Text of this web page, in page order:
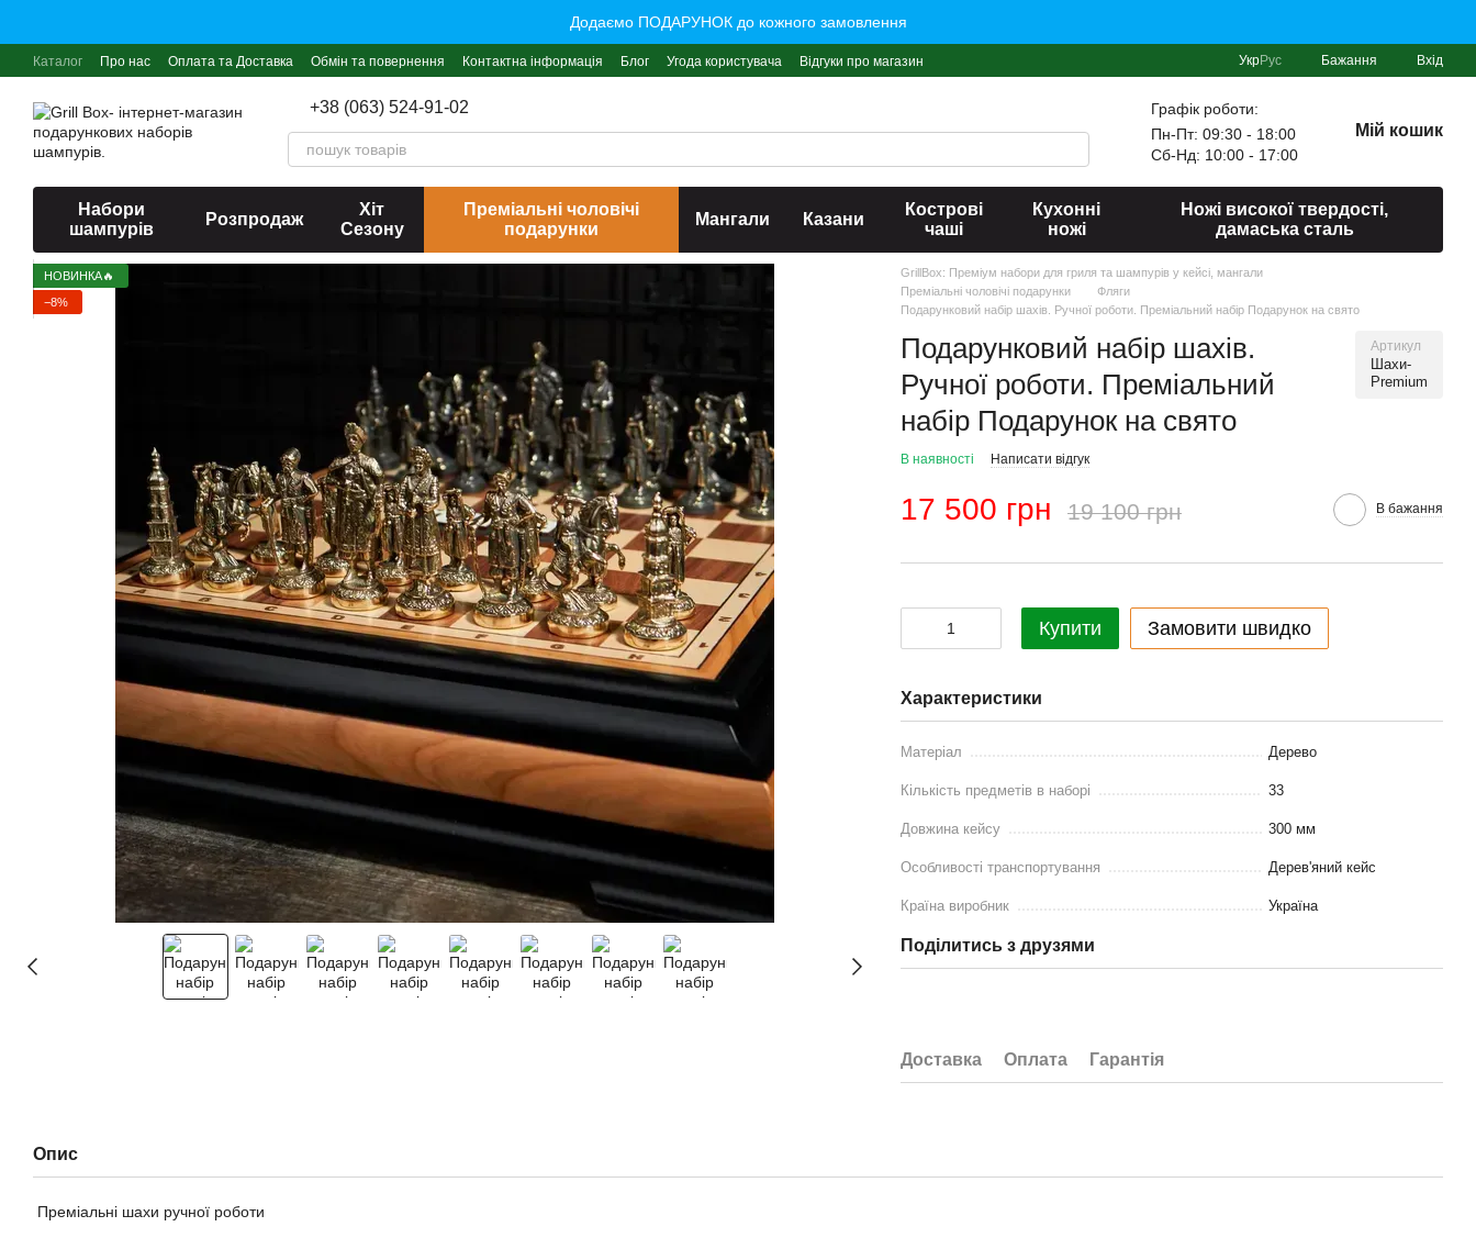
Додаємо ПОДАРУНОК до кожного замовлення
Каталог Про нас Оплата та Доставка Обмін та повернення Контактна інформація Блог Угода користувача Відгуки про магазин УкрРус Бажання Вхід
+38 (063) 524-91-02
Графік роботи:
Пн-Пт: 09:30 - 18:00
Сб-Нд: 10:00 - 17:00
Мій кошик
Набори
шампурів
Розпродаж
Хіт
Сезону
Преміальні чоловічі
подарунки
Мангали Казани
Кострові
чаші
Кухонні
ножі
Ножі високої твердості,
дамаська сталь
НОВИНКА🔥
−8%
GrillBox: Преміум набори для гриля та шампурів у кейсі, мангали
Преміальні чоловічі подарунки
Фляги
Подарунковий набір шахів. Ручної роботи. Преміальний набір Подарунок на свято
Подарунковий набір шахів.
Ручної роботи. Преміальний
набір Подарунок на свято
Артикул
Шахи-
Premium
В наявності Написати відгук
17 500 грн 19 100 грн В бажання
Купити Замовити швидко
Характеристики
Матеріал Дерево
Кількість предметів в наборі 33
Довжина кейсу 300 мм
Особливості транспортування Дерев'яний кейс
Країна виробник Україна
Поділитись з друзями
Доставка Оплата Гарантія
Опис
Преміальні шахи ручної роботи